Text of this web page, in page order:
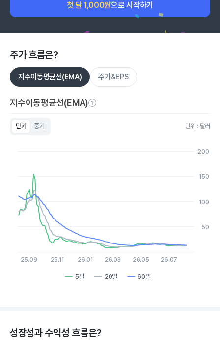
첫 달 1,000원으로 시작하기
주가 흐름은?
지수이동평균선(EMA) 주가&EPS
지수이동평균선(EMA)
단기 중기 단위 : 달러
The chart has 1 Y axis displaying values. Data ranges from 7.7
5일 20일 60일
25.09 25.11 26.01 26.03 26.05 26.07
50
100
150
200
성장성과 수익성 흐름은?